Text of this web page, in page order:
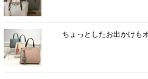
ちょっとしたお出かけも